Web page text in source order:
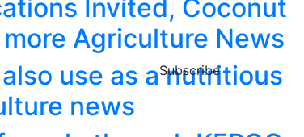
Subscribe
Invited, Coconut
Agriculture News
use as a nutritious
news